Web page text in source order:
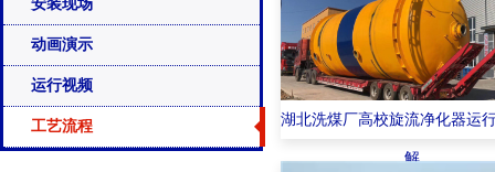
安装现场
动画演示
运行视频
工艺流程 湖北洗煤厂高校旋流净化器运
解